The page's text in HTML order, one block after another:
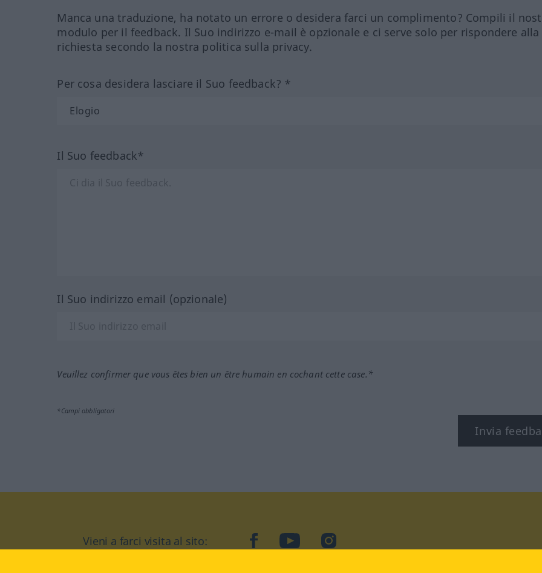
Manca una traduzione, ha notato un errore o desidera farci un complimento? Compili il
modulo per il feedback. Il Suo indirizzo e-mail è opzionale e ci serve solo per rispondere alla
richiesta secondo la nostra politica sulla privacy.
Per cosa desidera lasciare il Suo feedback? *
Il Suo feedback*
Il Suo indirizzo email (opzionale)
Veuillez confirmer que vous êtes bien un être humain en cochant cette case.*
*Campi obbligatori
Invia
Vieni a farci visita al sito: facebookYouTubeInstagram